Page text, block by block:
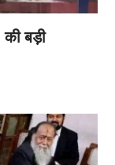
की बड़ी